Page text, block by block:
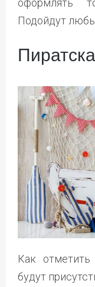
оформлять
Подойдут
Как
будут